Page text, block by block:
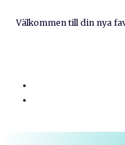
Välkommen till din nya